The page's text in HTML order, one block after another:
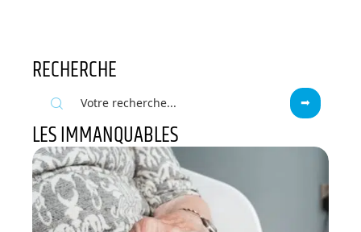
RECHERCHE
LES IMMANQUABLES